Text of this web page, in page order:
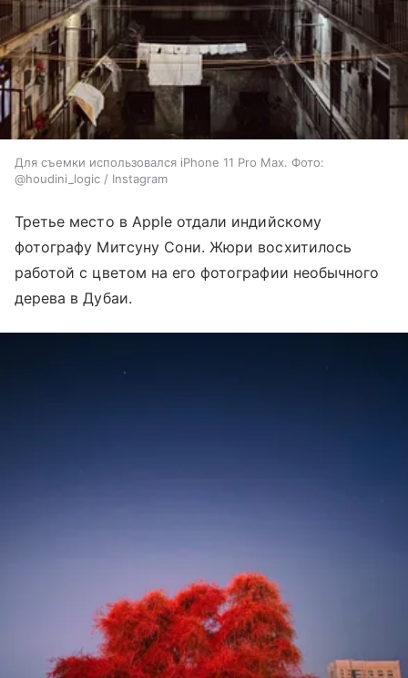
Для съемки использовался iPhone 11 Pro Max. Фото:
@houdini_logic / Instagram
Третье место в Apple отдали индийскому
фотографу Митсуну Сони. Жюри восхитилось
работой с цветом на его фотографии необычного
дерева в Дубаи.